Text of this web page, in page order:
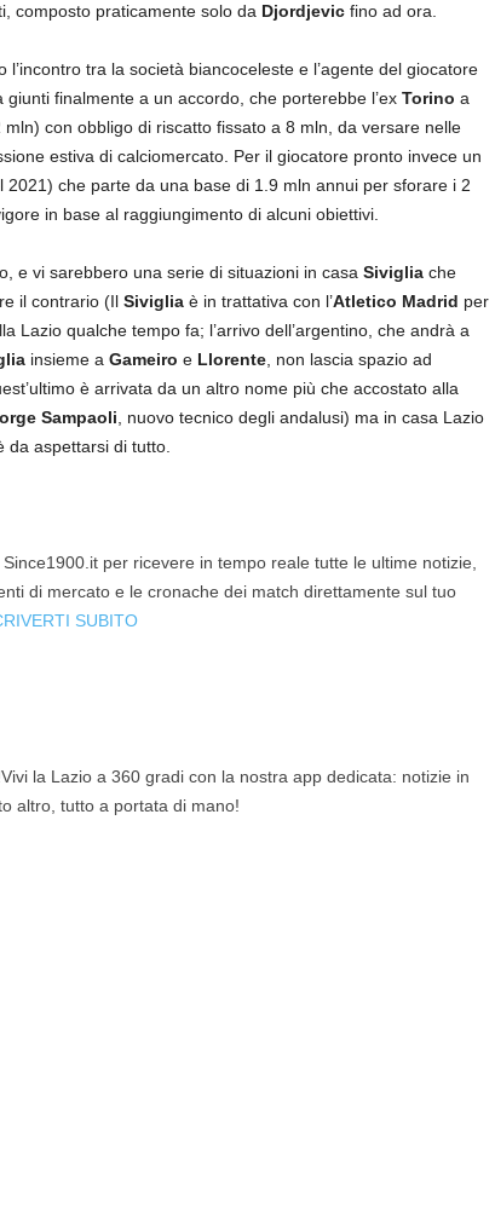
composto praticamente solo da Djordjevicfino ad ora.
tra la società biancoceleste e l’agente del giocatore
finalmente a un accordo, che porterebbe l’exTorino a
con obbligo di riscatto fissato a 8 mln, da versare nelle
estiva di calciomercato. Per il giocatore pronto invece un
che parte da una base di 1.9 mln annui per sforare i 2
in base al raggiungimento di alcuni obiettivi.
e vi sarebbero una serie di situazioni in casa Sivigliache
il contrario (Il Sivigliaè in trattativa con l’Atletico Madrid per
Lazio qualche tempo fa; l’arrivo dell’argentino, che andrà a
insieme a Gameiro eLlorente, non lascia spazio ad
è arrivata da un altro nome più che accostato alla
Sampaoli, nuovo tecnico degli andalusi) ma in casa Lazio
da aspettarsi di tutto.
per ricevere in tempo reale tutte le ultime notizie,
di mercato e le cronache dei match direttamente sul tuo
SUBITO
la Lazio a 360 gradi con la nostra app dedicata: notizie in
altro, tutto a portata di mano!